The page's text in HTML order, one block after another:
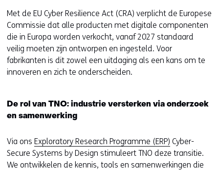
z
i
g
e
n
Met de EU Cyber Resilience Act (CRA) verplicht de Europese
Commissie dat alle producten met digitale componenten
die in Europa worden verkocht, vanaf 2027 standaard
veilig moeten zijn ontworpen en ingesteld. Voor
fabrikanten is dit zowel een uitdaging als een kans om te
innoveren en zich te onderscheiden.
De rol van TNO: industrie versterken via onderzoek
en samenwerking
Via ons Exploratory Research Programme (ERP) Cyber-
Secure Systems by Design stimuleert TNO deze transitie.
We ontwikkelen de kennis, tools en samenwerkingen die